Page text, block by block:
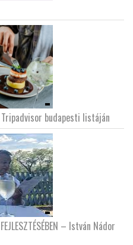
budapesti listáján
– István Nádor